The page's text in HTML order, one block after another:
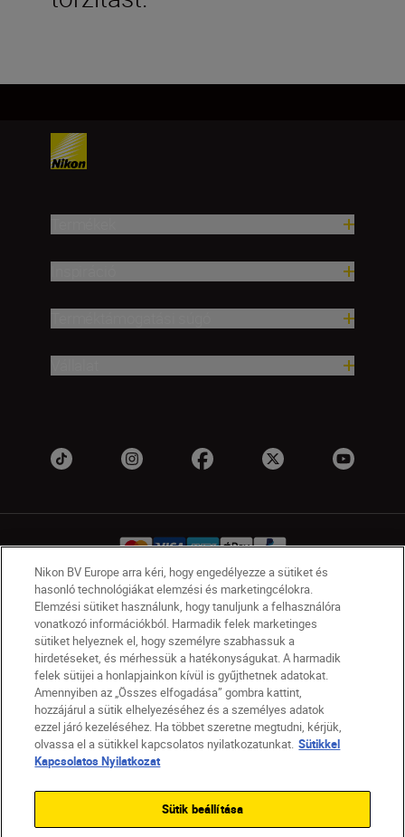
HU Nikon Sites
Lépjen kapcsolatba velünk
Adatvédelmi nyilatkozat
Jogi nyilatkozat
Nikon Store szerződési feltételek
Sütikkel kapcsolatos nyilatkozat
Akadálymentesség
Sütikre vonatkozó beállítások
© 2026 Nikon
SKIP
Nikon BV Europe arra kéri, hogy engedélyezze a sütiket és
hasonló technológiákat elemzési és marketingcélokra.
Elemzési sütiket használunk, hogy tanuljunk a felhasználóra
vonatkozó információkból. Harmadik felek marketinges
sütiket helyeznek el, hogy személyre szabhassuk a
hirdetéseket, és mérhessük a hatékonyságukat. A harmadik
felek sütijei a honlapjainkon kívül is gyűjthetnek adatokat.
Amennyiben az „Összes elfogadása” gombra kattint,
hozzájárul a sütik elhelyezéséhez és a személyes adatok
ezzel járó kezeléséhez. Ha többet szeretne megtudni, kérjük,
olvassa el a sütikkel kapcsolatos nyilatkozatunkat. Sütikkel
Kapcsolatos Nyilatkozat
Sütik beállítása